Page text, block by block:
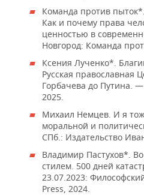
Команда против
Как и почему права
ценностью в
Новгород: Команда
Ксения Лученко*.
Русская православная
Горбачева до Путина.
2025.
Михаил Немцев. И я
моральной и
СПб.: Издательство
Владимир Пастухов*.
стилем. 500 дней
23.07.2023:
Press, 2024.